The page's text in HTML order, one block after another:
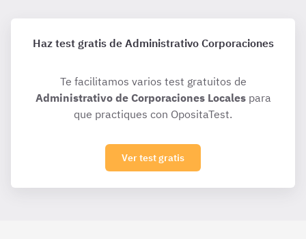
Haz test gratis de Administrativo Corporaciones
Te facilitamos varios test gratuitos de
Administrativo de Corporaciones Localespara
que practiques con OpositaTest.
Ver test gratis